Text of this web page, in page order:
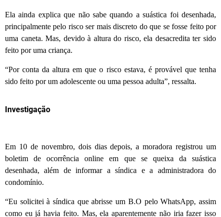
Ela ainda explica que não sabe quando a suástica foi desenhada,
principalmente pelo risco ser mais discreto do que se fosse feito por
uma caneta. Mas, devido à altura do risco, ela desacredita ter sido
feito por uma criança.
“Por conta da altura em que o risco estava, é provável que tenha
sido feito por um adolescente ou uma pessoa adulta”, ressalta.
Investigação
Em 10 de novembro, dois dias depois, a moradora registrou um
boletim de ocorrência online em que se queixa da suástica
desenhada, além de informar a síndica e a administradora do
condomínio.
“Eu solicitei à síndica que abrisse um B.O pelo WhatsApp, assim
como eu já havia feito. Mas, ela aparentemente não iria fazer isso